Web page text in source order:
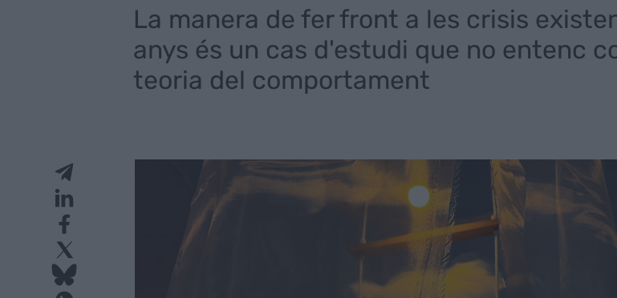
La manera de fer front a les crisis
anys és un cas d'estudi que no entenc
teoria del comportament